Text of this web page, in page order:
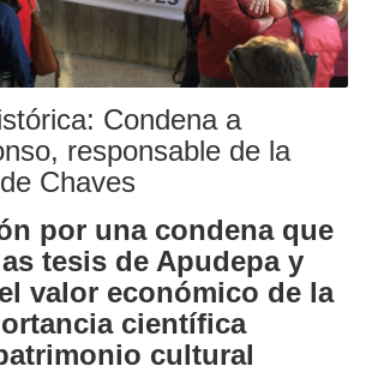
Condena a
responsable de la
Chaves
por una condena que
tesis de Apudepa y
valor económico de la
científica
cultural